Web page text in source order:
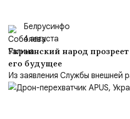
Белрусинфо
4 августа
Украинский народ
его будущее
Из заявления Службы внешней